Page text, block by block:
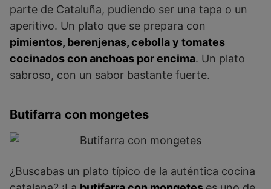
parte de Cataluña, pudiendo ser una tapa o un
aperitivo. Un plato que se prepara con
pimientos, berenjenas, cebolla y tomates
cocinados con anchoas por encima. Un plato
sabroso, con un sabor bastante fuerte.
Butifarra con mongetes
¿Buscabas un plato típico de la auténtica cocina